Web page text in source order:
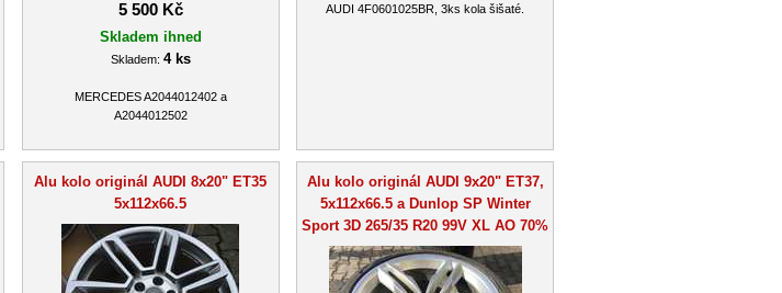
5 500 Kč
Skladem ihned
Skladem: 4 ks
MERCEDES A2044012402 a
A2044012502
AUDI 4F0601025BR, 3ks kola šišaté.
Alu kolo originál AUDI 8x20" ET35
5x112x66.5
Alu kolo originál AUDI 9x20" ET37,
5x112x66.5 a Dunlop SP Winter
Sport 3D 265/35 R20 99V XL AO 70%